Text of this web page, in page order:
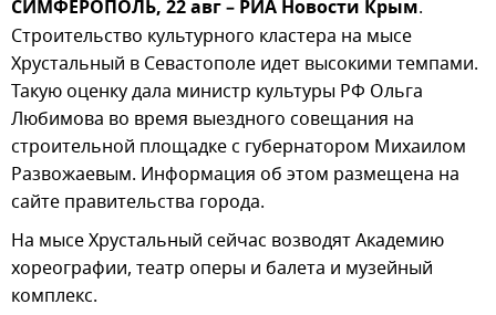
СИМФЕРОПОЛЬ, 22 авг – РИА Новости Крым.
Строительство культурного кластера на мысе
Хрустальный в Севастополе идет высокими темпами.
Такую оценку дала министр культуры РФ Ольга
Любимова во время выездного совещания на
строительной площадке с губернатором Михаилом
Развожаевым. Информация об этом размещена на
сайте правительства города.
На мысе Хрустальный сейчас возводят Академию
хореографии, театр оперы и балета и музейный
комплекс.